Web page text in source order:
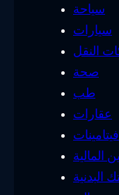
سياحة
سيارات
النقل
صحة
طب
عقارات
فيتامينات
المالية
البدنية